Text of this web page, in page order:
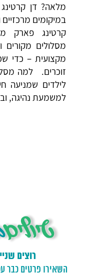
מלאה? דן
במיקומים
קרטינג פארק
מסלולים מקורים
מקצועית – כדי
זוכרים. למה
לילדים שמניעה
למשמעת נהיגה,
רוצים
השאירו פרטים כבר